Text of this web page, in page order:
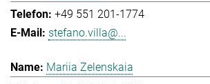
+49 551 201-1774
stefano.villa@...
Mariia Zelenskaia